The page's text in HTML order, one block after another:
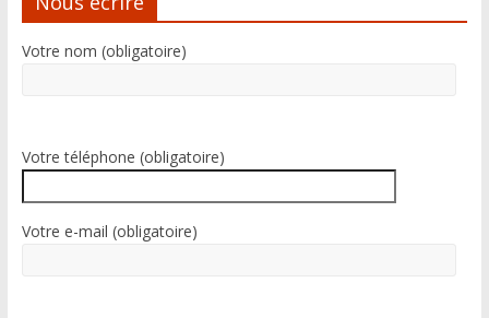
Votre nom (obligatoire)
Votre téléphone (obligatoire)
Votre e-mail (obligatoire)